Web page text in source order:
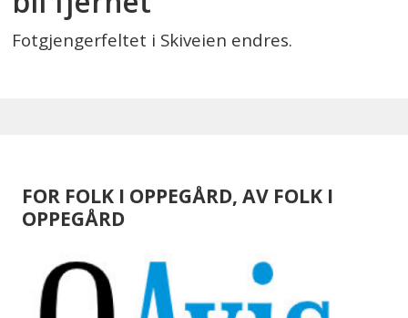
Fotgjengerfeltet i Skiveien endres.
FOR FOLK I OPPEGÅRD, AV FOLK I
OPPEGÅRD